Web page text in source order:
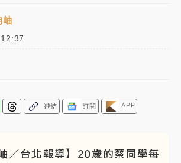
特展第2檔！今線上預約開賣一度塞車
晚上7時
利渡假村！東檢抗告成功 今重開羈
中颱白海豚雨彈轟3天 「紅到發紫」降
岫
連結 訂閱 APP
／台北報導】20歲的蔡同學每